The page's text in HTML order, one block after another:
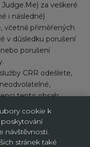
za veškeré
i následné)
včetně přiměřených
v důsledku porušení
porušení
CRR odešlete,
tento obsah
vytvářet z něj
distribuovat
média či technologie
cookie k
návštěvnosti.
stránek také